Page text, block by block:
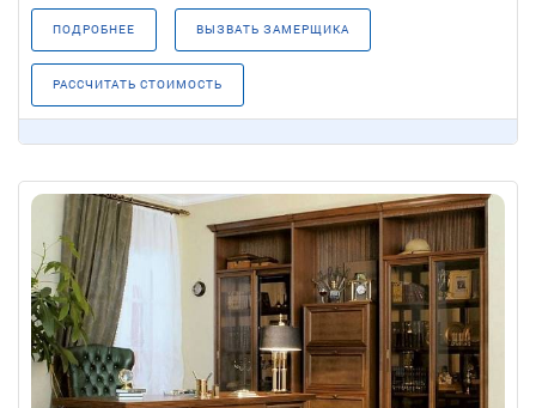
ПОДРОБНЕЕ ВЫЗВАТЬ ЗАМЕРЩИКА
РАССЧИТАТЬ СТОИМОСТЬ